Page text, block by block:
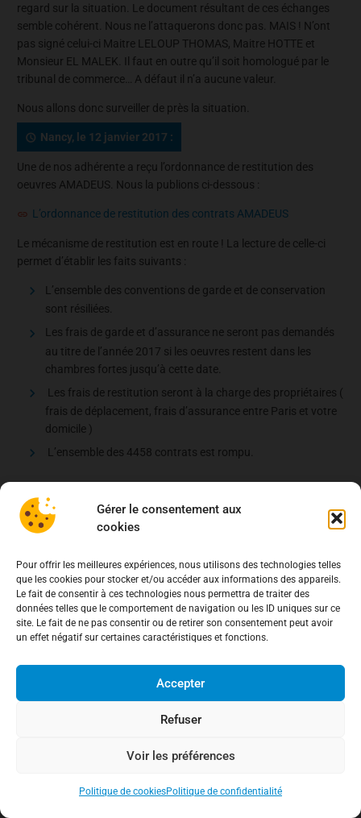
Gérer le consentement aux
cookies
Pour offrir les meilleures expériences, nous utilisons des technologies telles
que les cookies pour stocker et/ou accéder aux informations des appareils.
Le fait de consentir à ces technologies nous permettra de traiter des
données telles que le comportement de navigation ou les ID uniques sur ce
site. Le fait de ne pas consentir ou de retirer son consentement peut avoir
un effet négatif sur certaines caractéristiques et fonctions.
Accepter
Refuser
Voir les préférences
Politique de cookiesPolitique de confidentialité
regard sur la situation. Le document résultant de ces échanges
semble cohérent. Nous ne l’attaquerons donc pas. MAIS ! N’ont
pas signé celui-ci Maitre LELOUP THOMAS, Maitre HOTTE et
Monsieur EL MALEK. Il faut en outre qu’il soit homologué par le
tribunal de commerce… A défaut il n’a aucune valeur.
Nous allons donc surveiller de près la situation.
Nancy, le 12 janvier 2017 :
Une de nos adhérente a reçu l’ordonnance de restitution des
oeuvres AMADEUS. Nous la publions ci-dessous :
L’ordonnance de restitution des contrats AMADEUS
Le mécanisme de restitution est en route ! La lecture de celle-ci
permet d’établir les faits suivants :
L’ensemble des conventions de garde et de conservation
sont résiliées.
Les frais de garde et d’assurance ne seront pas demandés
au titre de l’année 2017 si les oeuvres restent dans les
chambres fortes jusqu’à cette date.
Les frais de restitution seront à la charge des propriétaires (
frais de déplacement, frais d’assurance entre Paris et votre
domicile )
L’ensemble des 4458 contrats est rompu.
dans les chambres fortes… Cela risque de poser un problème pour
le prix de revente car d’autres oeuvres d’ARISTOPHIL risquent
appartenant aux clients de la société ARTECOSA soient mises en
vente rapidement.
Nous vous rappelons que l’association a mis en place un
dispositif spécial pour la revente sans frais des oeuvres. Le détail
sera indiqué dans la page dédiée que vous pouvez consulter ci-
Pour bénéficier de cette possibilité, nous vous demanderons
de 100 € au titre de participation au fonctionnement du pôle
du site Internet indiqué en début de cette page. Il sera possible de